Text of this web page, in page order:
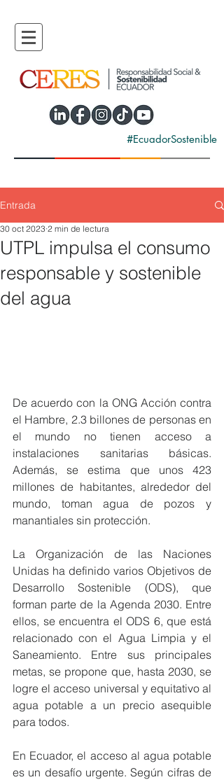
#EcuadorSostenible
Entrada
UTPL impulsa el consumo
responsable y sostenible
del agua
30 oct 2023 2 min de lectura
De acuerdo con la ONG Acción contra
el Hambre, 2.3 billones de personas en
el mundo no tienen acceso a
instalaciones sanitarias básicas.
Además, se estima que unos 423
millones de habitantes, alrededor del
mundo, toman agua de pozos y
manantiales sin protección.
La Organización de las Naciones
Unidas ha definido varios Objetivos de
Desarrollo Sostenible (ODS), que
forman parte de la Agenda 2030. Entre
ellos, se encuentra el ODS 6, que está
relacionado con el Agua Limpia y el
Saneamiento. Entre sus principales
metas, se propone que, hasta 2030, se
logre el acceso universal y equitativo al
agua potable a un precio asequible
para todos.
En Ecuador, el acceso al agua potable
es un desafío urgente. Según cifras de